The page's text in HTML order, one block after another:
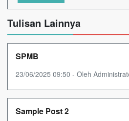
Tulisan Lainnya
SPMB
23/06/2025 09:50 - Oleh
Sample Post 2